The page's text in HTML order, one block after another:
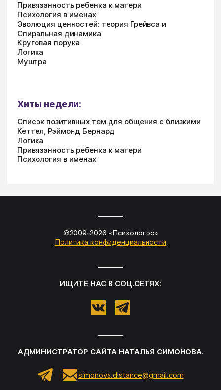
Привязанность ребенка к матери
Психология в именах
Эволюция ценностей: теория Грейвса и
Спиральная динамика
Круговая порука
Логика
Муштра
Хиты недели:
Список позитивных тем для общения с близкими
Кеттел, Рэймонд Бернард
Логика
Привязанность ребенка к матери
Психология в именах
©2009-2026 «Психологос»
Политика конфиденциальности
ИЩИТЕ НАС В СОЦ.СЕТЯХ:
АДМИНИСТРАТОР САЙТА НАТАЛЬЯ СИМОНОВА:
simonova.distance@gmail.com